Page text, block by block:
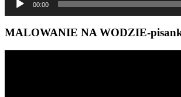
00:00
MALOWANIE NA WODZIE-